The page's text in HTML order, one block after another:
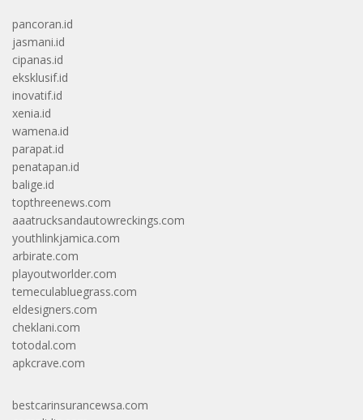
pancoran.id
jasmani.id
cipanas.id
eksklusif.id
inovatif.id
xenia.id
wamena.id
parapat.id
penatapan.id
balige.id
topthreenews.com
aaatrucksandautowreckings.com
youthlinkjamica.com
arbirate.com
playoutworlder.com
temeculabluegrass.com
eldesigners.com
cheklani.com
totodal.com
apkcrave.com
bestcarinsurancewsa.com